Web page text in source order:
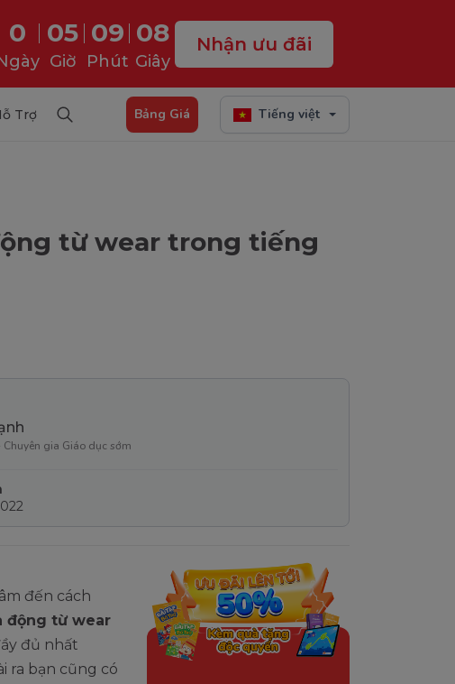
0 05
Giờ
09
Phút
07
Giây
Nhận ưu đãi
Trợ Bảng Giá Tiếng việt
từ wear trong tiếng
gia Giáo dục sớm
đến cách
động từ wear
đủ nhất
ra bạn cũng có